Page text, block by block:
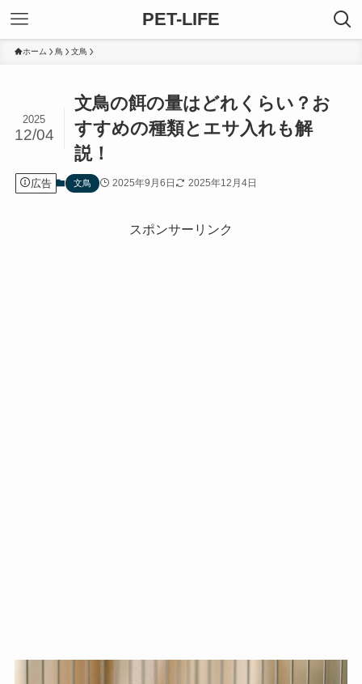
PET-LIFE
ホーム 鳥 文鳥
文鳥の餌の量はどれくらい？お
すすめの種類とエサ入れも解
説！
2025
12/04
広告 文鳥 2025年9月6日 2025年12月4日
スポンサーリンク